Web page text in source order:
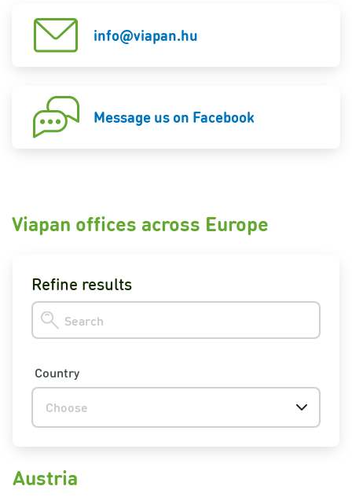
info@viapan.hu
Message us on Facebook
Viapan offices across Europe
Refine results
Choose
Country
Austria